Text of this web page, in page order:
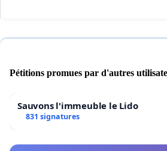
Pétitions promues par d'autres
Sauvons l'immeuble le Lido
831 signatures